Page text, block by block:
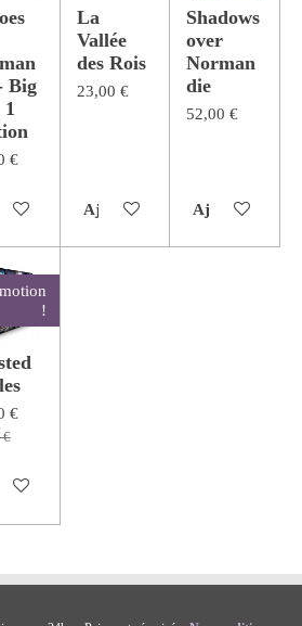
Big
1
€
au panier
La
Vallée
des Rois
23,00 €
Ajouter au panier
Shadows
over
Norman
die
52,00 €
Ajouter au
!
€
€
au panier